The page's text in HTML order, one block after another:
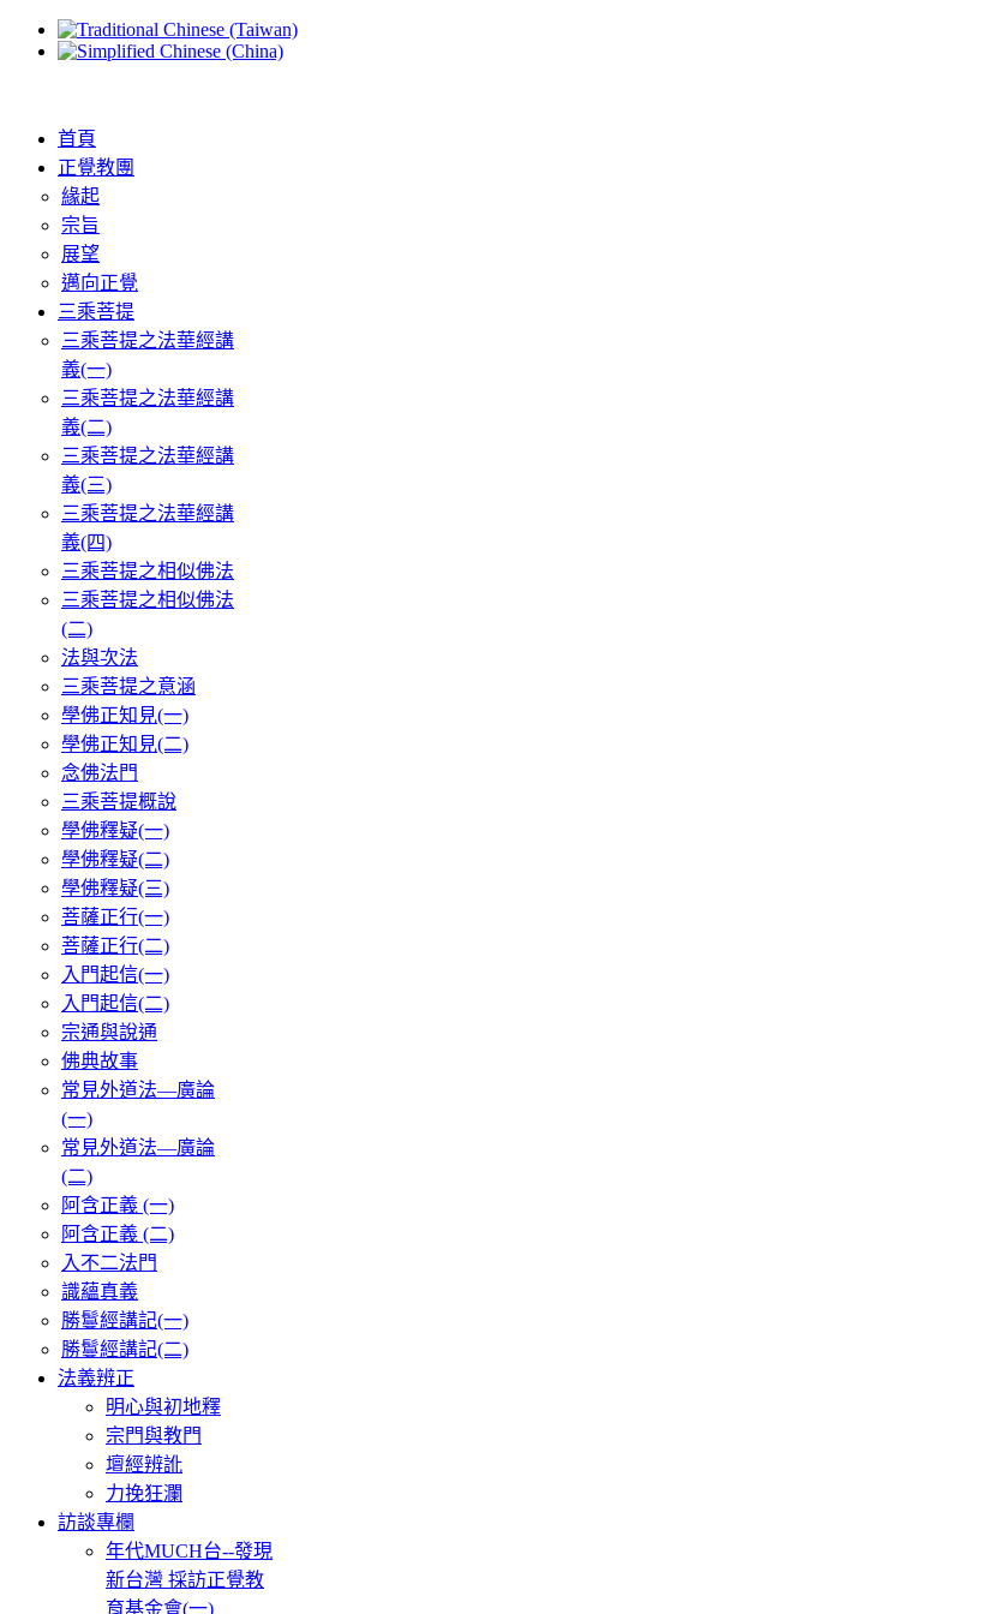
首頁
正覺教團
緣起
宗旨
展望
邁向正覺
三乘菩提
三乘菩提之法華經講
義(一)
三乘菩提之法華經講
義(二)
三乘菩提之法華經講
義(三)
三乘菩提之法華經講
義(四)
三乘菩提之相似佛法
三乘菩提之相似佛法
(二)
法與次法
三乘菩提之意涵
學佛正知見(一)
學佛正知見(二)
念佛法門
三乘菩提概說
學佛釋疑(一)
學佛釋疑(二)
學佛釋疑(三)
菩薩正行(一)
菩薩正行(二)
入門起信(一)
入門起信(二)
宗通與說通
佛典故事
常見外道法—廣論
(一)
常見外道法—廣論
(二)
阿含正義 (一)
阿含正義 (二)
入不二法門
識蘊真義
勝鬘經講記(一)
勝鬘經講記(二)
法義辨正
明心與初地釋
宗門與教門
壇經辨訛
力挽狂瀾
訪談專欄
年代MUCH台--發現
新台灣 採訪正覺教
育基金會(一)